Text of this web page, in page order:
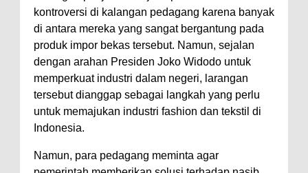
kontroversi di kalangan pedagang karena banyak
di antara mereka yang sangat bergantung pada
produk impor bekas tersebut. Namun, sejalan
dengan arahan Presiden Joko Widodo untuk
memperkuat industri dalam negeri, larangan
tersebut dianggap sebagai langkah yang perlu
untuk memajukan industri fashion dan tekstil di
Indonesia.
Namun, para pedagang meminta agar